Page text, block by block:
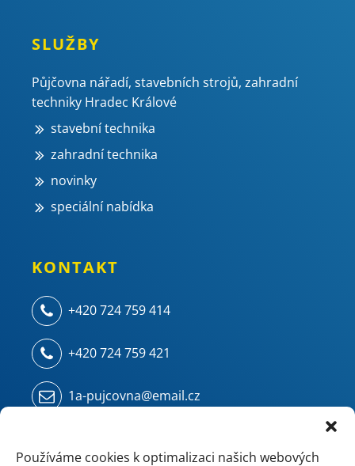
Používáme cookies k optimalizaci našich webových
SLUŽBY
Půjčovna nářadí, stavebních strojů, zahradní
techniky Hradec Králové
stavební technika
zahradní technika
novinky
speciální nabídka
KONTAKT
+420 724 759 414
+420 724 759 421
1a-pujcovna@email.cz
500 04 Hradec Králové - Kukleny